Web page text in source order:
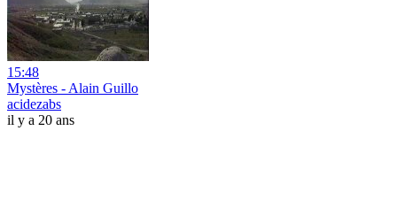
15:48
Mystères - Alain Guillo
acidezabs
il y a 20 ans